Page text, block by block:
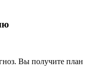
Вы получите план